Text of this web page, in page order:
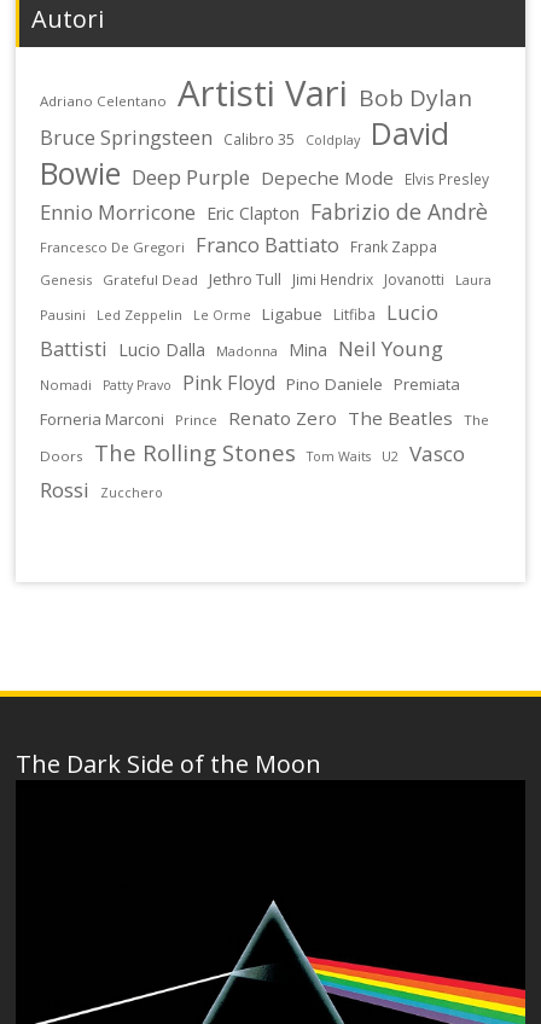
Autori
Adriano Celentano Artisti Vari Bob Dylan
Bruce Springsteen Calibro 35 Coldplay
David
Bowie Deep Purple Depeche Mode Elvis Presley
Ennio Morricone Eric Clapton Fabrizio de Andrè
Francesco De Gregori Franco Battiato Frank Zappa
Genesis Grateful Dead Jethro Tull Jimi Hendrix Jovanotti
Laura
Pausini
Led Zeppelin Le Orme Ligabue Litfiba
Lucio
Battisti
Lucio Dalla Madonna Mina Neil Young
Nomadi Patty Pravo Pink Floyd Pino Daniele
Premiata
Forneria Marconi
Prince Renato Zero The Beatles
The
Doors
The Rolling Stones Tom Waits U2
Vasco
Rossi
Zucchero
The Dark Side of the Moon